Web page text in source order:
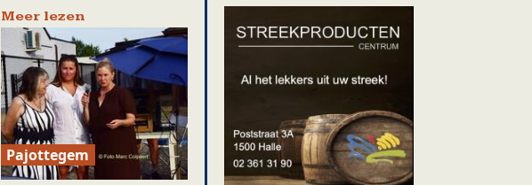
Meer lezen
Pajottegem